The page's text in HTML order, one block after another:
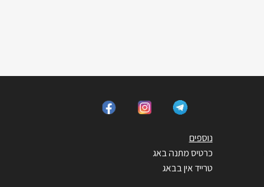
נוספים
כרטיס מתנה באג
טרייד אין בבאג